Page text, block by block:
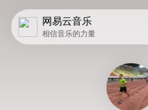
网易云音乐
相信音乐的力量